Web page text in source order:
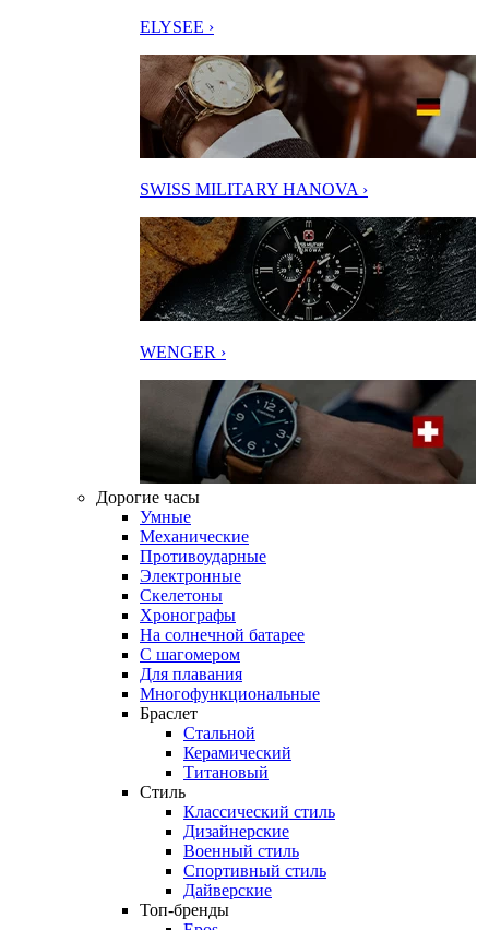
ELYSEE ›
SWISS MILITARY HANOVA ›
WENGER ›
Дорогие часы
Умные
Механические
Противоударные
Электронные
Скелетоны
Хронографы
На солнечной батарее
С шагомером
Для плавания
Многофункциональные
Браслет
Стальной
Керамический
Титановый
Стиль
Классический стиль
Дизайнерские
Военный стиль
Спортивный стиль
Дайверские
Топ-бренды